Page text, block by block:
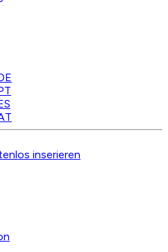
inserieren